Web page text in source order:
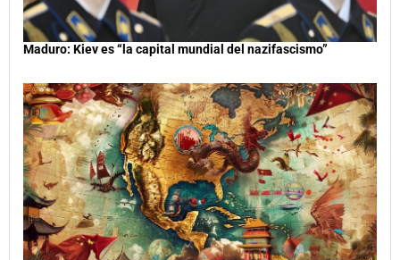
Maduro: Kiev es “la capital mundial del nazifascismo”